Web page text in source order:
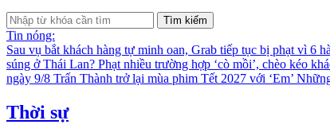
Tìm kiếm
Tin nóng:
Sau vụ bắt khách hàng tự minh oan, Grab tiếp tục bị phạt vì 6
súng ở Thái Lan? Phạt nhiều trường hợp ‘cò mồi’, chèo kéo
ngày 9/8 Trấn Thành trở lại mùa phim Tết 2027 với ‘Em’
Thời sự